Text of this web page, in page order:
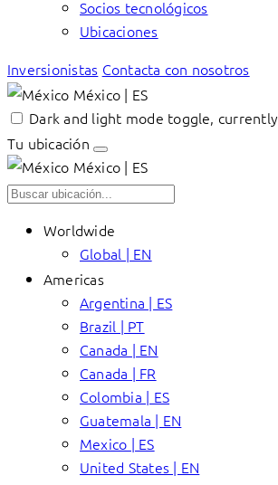
Socios tecnológicos
Ubicaciones
Inversionistas Contacta con nosotros
México | ES
Dark and light mode toggle,
Tu ubicación
México | ES
Worldwide
Global | EN
Americas
Argentina | ES
Brazil | PT
Canada | EN
Canada | FR
Colombia | ES
Guatemala | EN
Mexico | ES
United States | EN